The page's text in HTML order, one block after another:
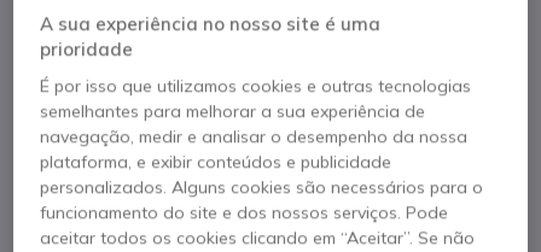
Hikvision IP cam
7608NXIK2
Referência produto: HK7608NXIK2 // Referência de fabricante: 303616117
Módulo 4K com 8 entradas de câmara IP e
múltiplos formatos de vídeo suportados.
Saltar para o início da Galeria de imagens
A sua experiência no nosso site é uma
prioridade
É por isso que utilizamos cookies e outras tecnologias
semelhantes para melhorar a sua experiência de
navegação, medir e analisar o desempenho da nossa
plataforma, e exibir conteúdos e publicidade
personalizados. Alguns cookies são necessários para o
funcionamento do site e dos nossos serviços. Pode
aceitar todos os cookies clicando em “Aceitar”. Se não